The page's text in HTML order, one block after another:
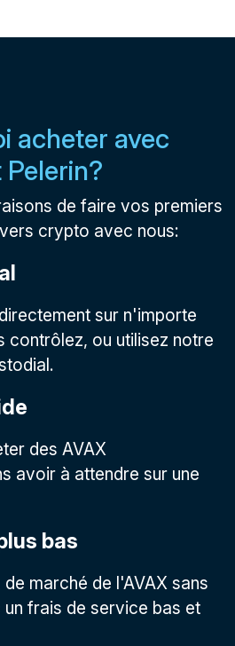
acheter avec
Pelerin?
de faire vos premiers
crypto avec nous:
sur n'importe
contrôlez, ou utilisez notre
des AVAX
avoir à attendre sur une
bas
marché de l'AVAX sans
frais de service bas et